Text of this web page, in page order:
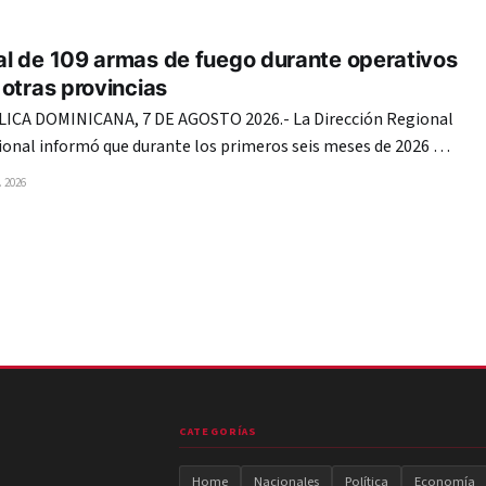
de 109 armas de fuego durante operativos
provincias
DOMINICANA, 7 DE AGOSTO 2026.- La Dirección Regional
informó que durante los primeros seis meses de 2026 ha
fuego de diferentes marcas y calibres en las provincias
2026
CATEGORÍAS
Home Nacionales Política Economía